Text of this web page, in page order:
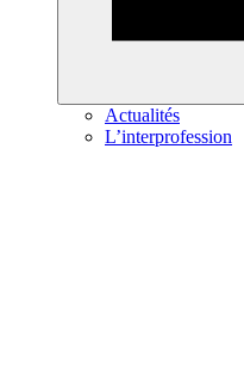
Actualités
L’interprofession